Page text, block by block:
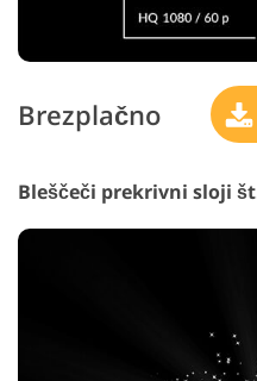
Brezplačno
Bleščeči prekrivni sloji